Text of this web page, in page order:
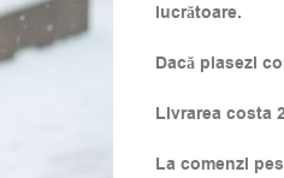
lucrătoare.
Dacă plasezi
Livrarea costa
La comenzi